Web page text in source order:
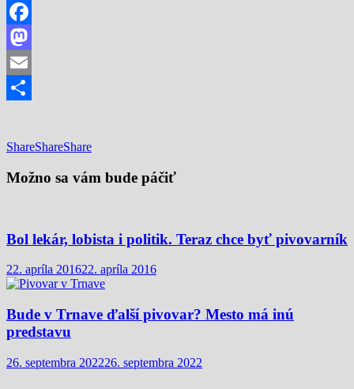
Facebook
Mastodon
Email
ShareShareShare
Možno sa vám bude páčiť
Bol lekár, lobista i politik. Teraz chce byť pivovarník
22. apríla 201622. apríla 2016
Bude v Trnave ďalší pivovar? Mesto má inú
predstavu
26. septembra 202226. septembra 2022